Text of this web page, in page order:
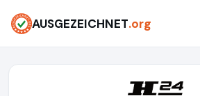
AUSGEZEICHNET.org